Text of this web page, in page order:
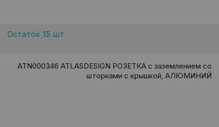
Остаток 15 шт
ATN000346 ATLASDESIGN РОЗЕТКА с заземлением со
шторками с крышкой, АЛЮМИНИЙ